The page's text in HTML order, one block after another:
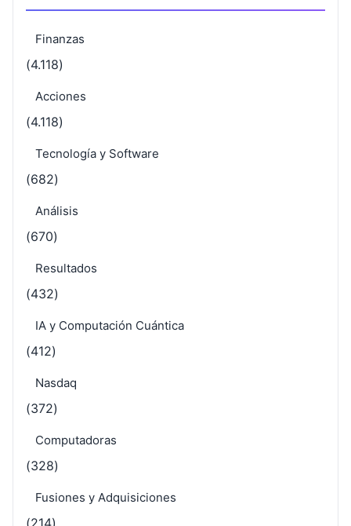
Finanzas
(4.118)
Acciones
(4.118)
Tecnología y Software
(682)
Análisis
(670)
Resultados
(432)
IA y Computación Cuántica
(412)
Nasdaq
(372)
Computadoras
(328)
Fusiones y Adquisiciones
(214)